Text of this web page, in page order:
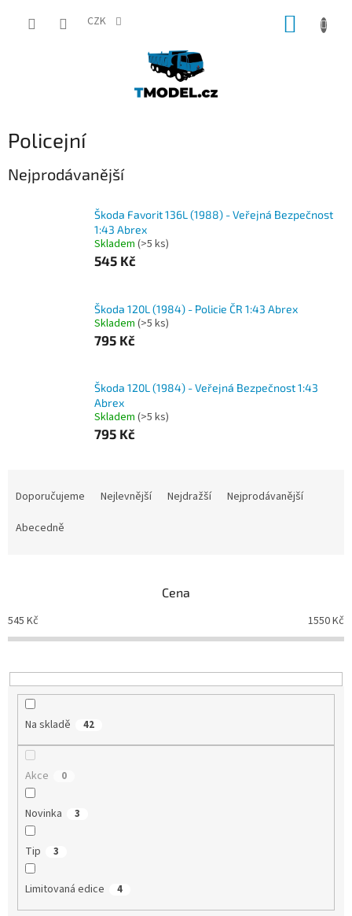
CZK
Policejní
Nejprodávanější
Škoda Favorit 136L (1988) - Veřejná Bezpečnost
1:43 Abrex
Skladem (>5 ks)
545 Kč
Škoda 120L (1984) - Policie ČR 1:43 Abrex
Skladem (>5 ks)
795 Kč
Škoda 120L (1984) - Veřejná Bezpečnost 1:43
Abrex
Skladem (>5 ks)
795 Kč
o
d
k
t
Doporučujeme Nejlevnější Nejdražší
Nejprodávanější
Abecedně
Cena
545 Kč 1550Kč
Na skladě 42
Akce 0
Novinka 3
Tip 3
Limitovaná edice 4